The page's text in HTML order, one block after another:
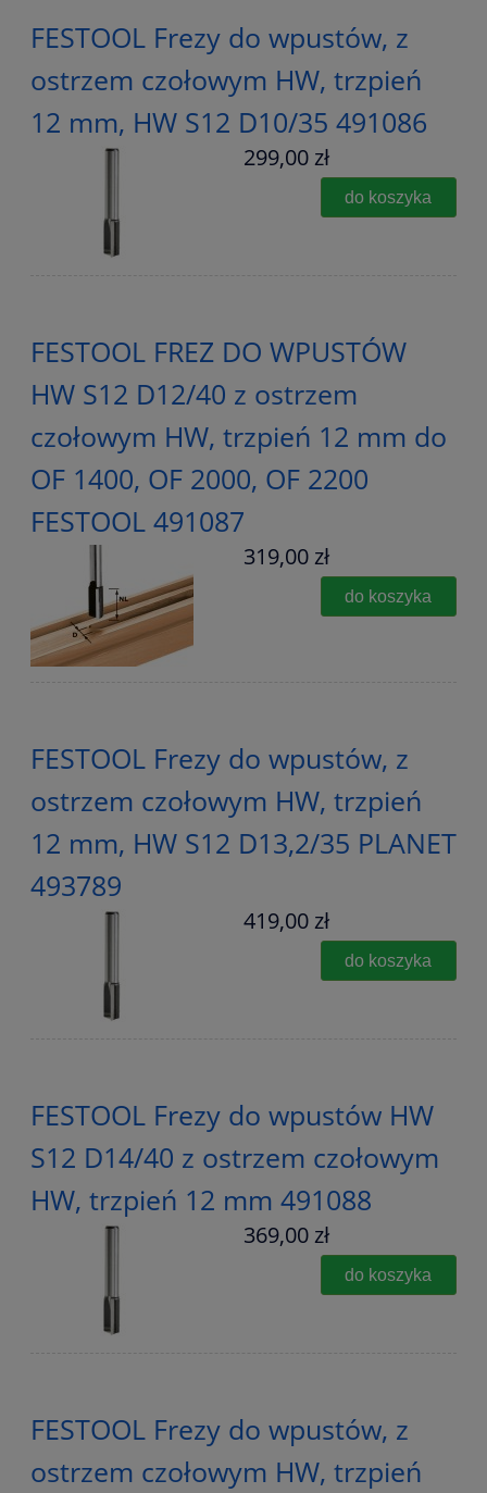
FESTOOL Frezy do wpustów, z
ostrzem czołowym HW, trzpień
12 mm, HW S12 D10/35 491086
299,00 zł
do koszyka
FESTOOL FREZ DO WPUSTÓW
HW S12 D12/40 z ostrzem
czołowym HW, trzpień 12 mm do
OF 1400, OF 2000, OF 2200
FESTOOL 491087
319,00 zł
do koszyka
FESTOOL Frezy do wpustów, z
ostrzem czołowym HW, trzpień
12 mm, HW S12 D13,2/35 PLANET
493789
419,00 zł
do koszyka
FESTOOL Frezy do wpustów HW
S12 D14/40 z ostrzem czołowym
HW, trzpień 12 mm 491088
369,00 zł
do koszyka
FESTOOL Frezy do wpustów, z
ostrzem czołowym HW, trzpień